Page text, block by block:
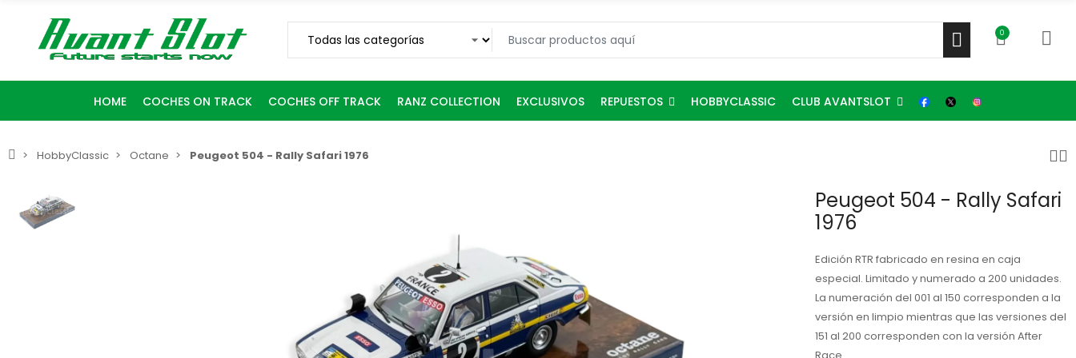
0
HOME COCHES ON TRACK COCHES OFF TRACK RANZ COLLECTION EXCLUSIVOS REPUESTOS HOBBYCLASSIC CLUB AVANTSLOT
HobbyClassic Octane Peugeot 504 - Rally Safari 1976
Peugeot 504 - Rally Safari
1976
Edición RTR fabricado en resina en caja
especial. Limitado y numerado a 200 unidades.
La numeración del 001 al 150 corresponden a la
versión en limpio mientras que las versiones del
151 al 200 corresponden con la versión After